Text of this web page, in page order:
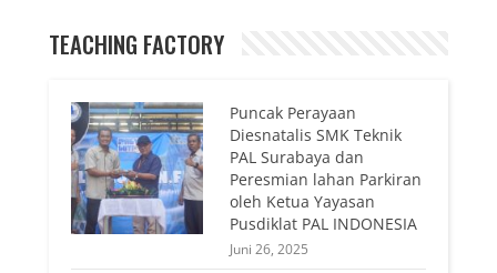
TEACHING FACTORY
Puncak Perayaan
Diesnatalis SMK Teknik
PAL Surabaya dan
Peresmian lahan Parkiran
oleh Ketua Yayasan
Pusdiklat PAL INDONESIA
Juni 26, 2025